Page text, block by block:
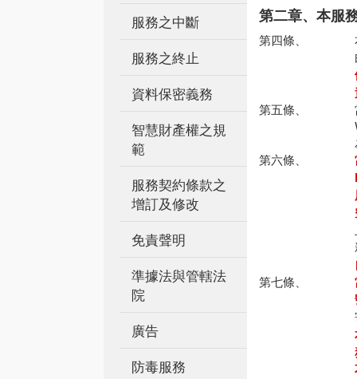
服務之中斷
服務之終止
資料保密義務
智慧財產權之規
範
服務契約條款之
增訂及修改
免責聲明
準據法與管轄法
院
廣告
防毒服務
第二章、本服
第四條、
第五條、
第六條、
第七條、